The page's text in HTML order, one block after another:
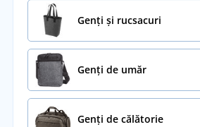
Genți și rucsacuri
Genți de umăr
Genți de călătorie